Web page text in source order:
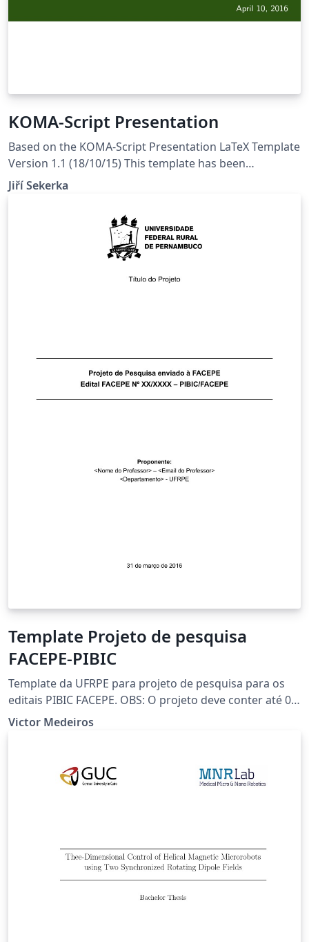
KOMA-Script Presentation
Based on the KOMA-Script Presentation LaTeX Template
Version 1.1 (18/10/15) This template has been
downloaded from LaTeXTemplates.com Original
Authors: Marius Hofert (marius.hofert@math.ethz.ch)
Markus Kohm (komascript@gmx.info) Described in the
PracTeX Journal, 2010, No. 2 License: CC BY-NC-SA 3.0
Jiří Sekerka
Template Projeto de pesquisa
FACEPE-PIBIC
Template da UFRPE para projeto de pesquisa para os
editais PIBIC FACEPE. OBS: O projeto deve conter até 08
(oito) páginas, excetuando-se a capa e incluindo-se as
Victor Medeiros